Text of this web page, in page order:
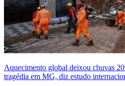
Aquecimento global deixou chuvas
tragédia em MG, diz estudo